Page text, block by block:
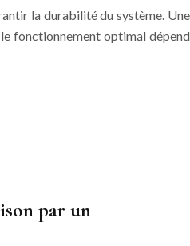
la durabilité du système. Une
fonctionnement optimal dépend
par un